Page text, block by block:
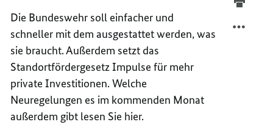
Die Bundeswehr soll einfacher und
schneller mit dem ausgestattet werden, was
sie braucht. Außerdem setzt das
Standortfördergesetz Impulse für mehr
private Investitionen. Welche
Neuregelungen es im kommenden Monat
außerdem gibt lesen Sie hier.